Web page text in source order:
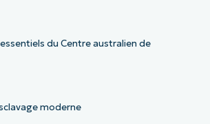
du Centre australien de
moderne